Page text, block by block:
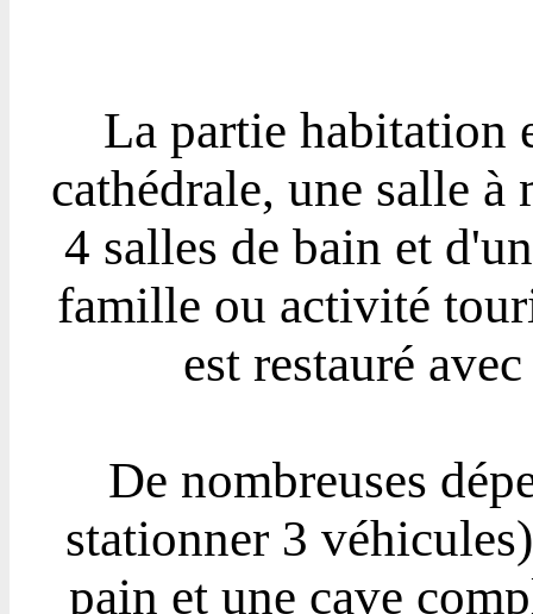
La partie habitation
cathédrale, une salle à
4 salles de bain et
famille ou activité
est restauré
De nombreuses
stationner 3
pain et une cave